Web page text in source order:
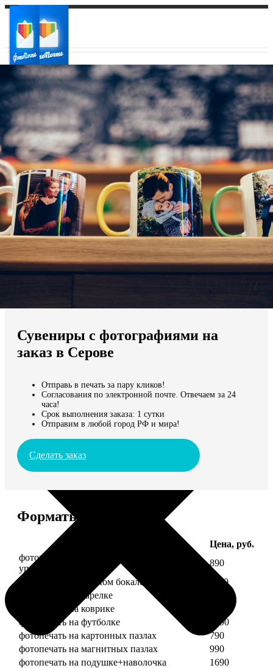
Ваш город:
Ваш регион доставки
Выберите из списка:
Мы доставляем по всему миру
Продолжить без города
Сувениры с фотографиями на
заказ в Серове
Отправь в печать за пару кликов!
Согласования по электронной почте. Отвечаем за 24
часа!
Срок выполнения заказа: 1 сутки
Отправим в любой город РФ и мира!
Сделать заказ
Форматы и цены
Цена, руб.
фотопечать на кружке + подарочная
упаковка
890
фотопечать на пивном бокале
1190
фотопечать на тарелке
фотопечать на коврике
фотопечать на футболке
1490
фотопечать на картонных пазлах
790
фотопечать на магнитных пазлах
990
фотопечать на подушке+наволочка
1690